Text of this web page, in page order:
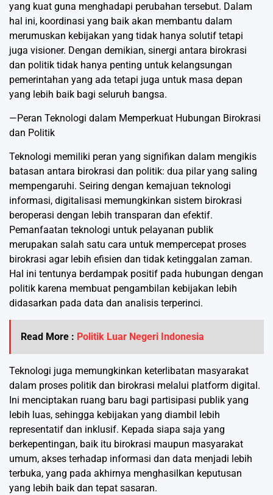
yang kuat guna menghadapi perubahan tersebut. Dalam
hal ini, koordinasi yang baik akan membantu dalam
merumuskan kebijakan yang tidak hanya solutif tetapi
juga visioner. Dengan demikian, sinergi antara birokrasi
dan politik tidak hanya penting untuk kelangsungan
pemerintahan yang ada tetapi juga untuk masa depan
yang lebih baik bagi seluruh bangsa.
—Peran Teknologi dalam Memperkuat Hubungan Birokrasi
dan Politik
Teknologi memiliki peran yang signifikan dalam mengikis
batasan antara birokrasi dan politik: dua pilar yang saling
mempengaruhi. Seiring dengan kemajuan teknologi
informasi, digitalisasi memungkinkan sistem birokrasi
beroperasi dengan lebih transparan dan efektif.
Pemanfaatan teknologi untuk pelayanan publik
merupakan salah satu cara untuk mempercepat proses
birokrasi agar lebih efisien dan tidak ketinggalan zaman.
Hal ini tentunya berdampak positif pada hubungan dengan
politik karena membuat pengambilan kebijakan lebih
didasarkan pada data dan analisis terperinci.
Read More : Politik Luar Negeri Indonesia
Teknologi juga memungkinkan keterlibatan masyarakat
dalam proses politik dan birokrasi melalui platform digital.
Ini menciptakan ruang baru bagi partisipasi publik yang
lebih luas, sehingga kebijakan yang diambil lebih
representatif dan inklusif. Kepada siapa saja yang
berkepentingan, baik itu birokrasi maupun masyarakat
umum, akses terhadap informasi dan data menjadi lebih
terbuka, yang pada akhirnya menghasilkan keputusan
yang lebih baik dan tepat sasaran.